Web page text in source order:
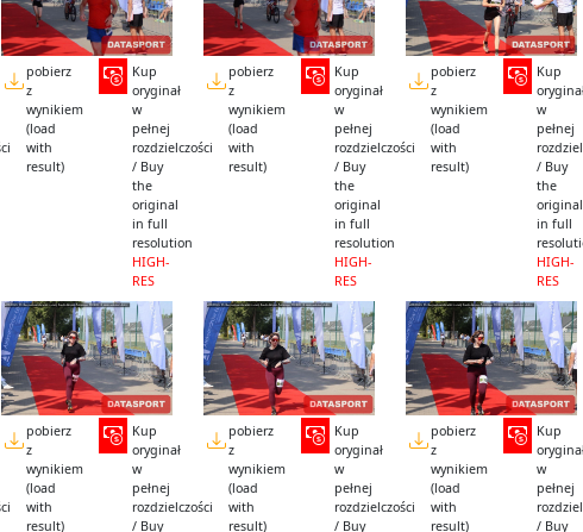
pobierz
z
wynikiem
(load
with
result)
Kup
oryginał
w
pełnej
rozdzielczości
/ Buy
the
original
in full
resolution
HIGH-
RES
pobierz
z
wynikiem
(load
with
result)
Kup
oryginał
w
pełnej
rozdzielczości
/ Buy
the
original
in full
resolution
HIGH-
RES
pobierz
z
wynikiem
(load
with
result)
Kup
w
pełnej
/ Buy
the
original
in full
HIGH-
RES
pobierz
z
wynikiem
(load
with
result)
Kup
oryginał
w
pełnej
rozdzielczości
/ Buy
pobierz
z
wynikiem
(load
with
result)
Kup
oryginał
w
pełnej
rozdzielczości
/ Buy
pobierz
z
wynikiem
(load
with
result)
Kup
w
pełnej
/ Buy